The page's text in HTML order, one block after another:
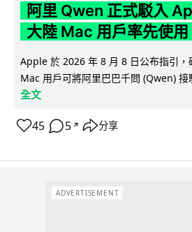
阿里 Qwen 正式駁入
大陸 Mac 用戶率先使用
Apple 於 2026 年 8 月 8 日公布指引，
Mac 用戶可將阿里巴巴千問 (Qwen)
全文
45 5 ↗ 分享
ADVERTISEMENT